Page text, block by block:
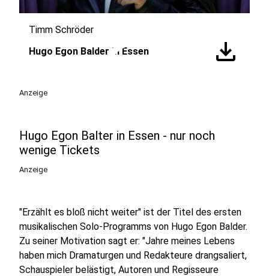
play_circle
Timm Schröder
Hugo Egon Balder in Essen
download
Anzeige
Hugo Egon Balter in Essen - nur noch
wenige Tickets
Anzeige
"Erzählt es bloß nicht weiter" ist der Titel des ersten
musikalischen Solo-Programms von Hugo Egon Balder.
Zu seiner Motivation sagt er: "Jahre meines Lebens
haben mich Dramaturgen und Redakteure drangsaliert,
Schauspieler belästigt, Autoren und Regisseure